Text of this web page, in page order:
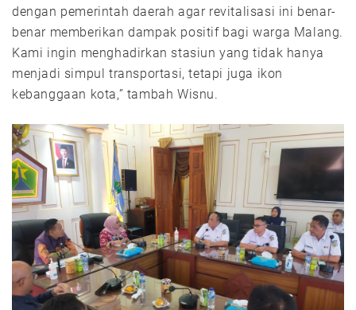
dengan pemerintah daerah agar revitalisasi ini benar-
benar memberikan dampak positif bagi warga Malang.
Kami ingin menghadirkan stasiun yang tidak hanya
menjadi simpul transportasi, tetapi juga ikon
kebanggaan kota,” tambah Wisnu.